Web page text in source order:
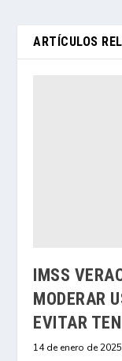
ARTÍCULOS
IMSS
MODERAR
EVITAR
14 de enero de 2025